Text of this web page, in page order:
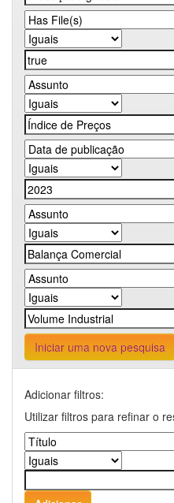
Iniciar uma nova pesquisa
Adicionar filtros:
Utilizar filtros para refinar o